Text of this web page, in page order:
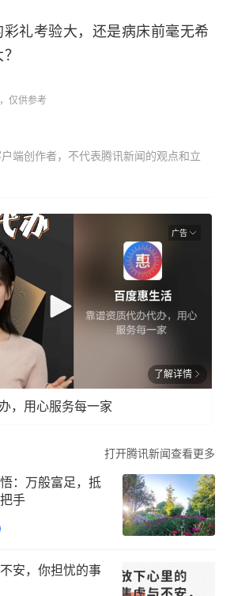
礼考验大，还是病床前毫无希
仅供参考
端创作者，不代表腾讯新闻的观点和立
广告
了解详情
，用心服务每一家
打开腾讯新闻查看更多
：万般富足，抵
手
安，你担忧的事